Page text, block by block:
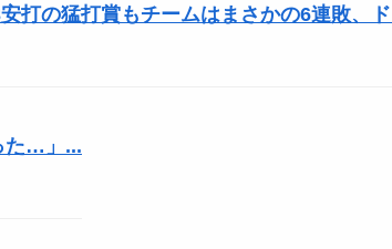
打の猛打賞もチームはまさかの6連敗、
た…」...